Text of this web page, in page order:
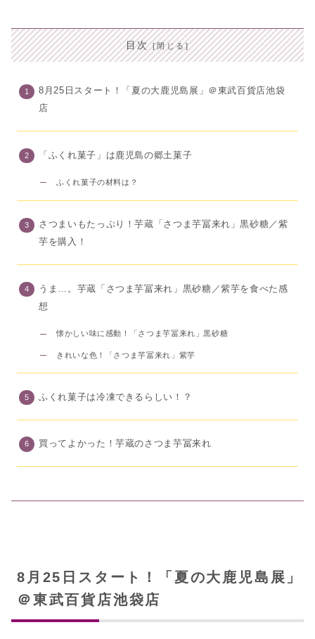
目次
8月25日スタート！「夏の大鹿児島展」＠東武百貨店池袋
店
「ふくれ菓子」は鹿児島の郷土菓子
ふくれ菓子の材料は？
さつまいもたっぷり！芋蔵「さつま芋冨来れ」黒砂糖／紫
芋を購入！
うま…。芋蔵「さつま芋冨来れ」黒砂糖／紫芋を食べた感
想
懐かしい味に感動！「さつま芋冨来れ」黒砂糖
きれいな色！「さつま芋冨来れ」紫芋
ふくれ菓子は冷凍できるらしい！？
買ってよかった！芋蔵のさつま芋冨来れ
8月25日スタート！「夏の大鹿児島展」
＠東武百貨店池袋店